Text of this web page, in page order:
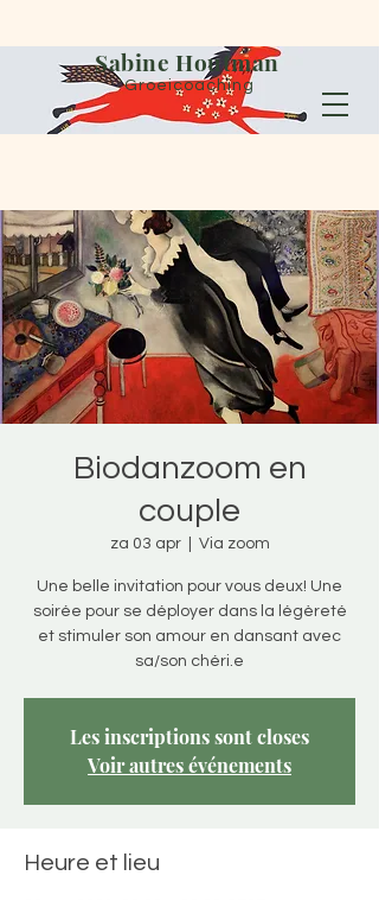
Sabine Houtman
Groeicoaching
Biodanzoom en
couple
za 03 apr
  |
Via zoom
Une belle invitation pour vous deux! Une
soirée pour se déployer dans la légèreté
et stimuler son amour en dansant avec
sa/son chéri.e
Les inscriptions sont closes
Voir autres événements
Heure et lieu